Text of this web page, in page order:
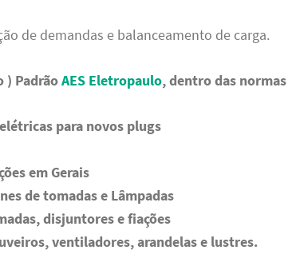
de demandas e balanceamento de carga.
) PadrãoAES Eletropaulo, dentro das normas
para novos plugs
em Gerais
de tomadas e Lâmpadas
disjuntores e fiações
ventiladores, arandelas e lustres.